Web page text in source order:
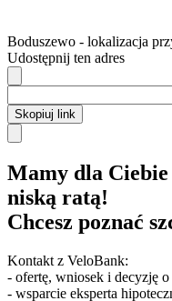
Boduszewo - lokalizacja
Udostępnij ten adres
Skopiuj link
Mamy dla
niską ratą!
Chcesz poznać
Kontakt z VeloBank:
- ofertę, wniosek i decyzję
- wsparcie eksperta